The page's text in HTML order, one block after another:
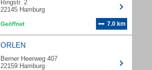
Ringstr. 2
22145 Hamburg
7.0 km
ORLEN
Berner Heerweg 407
22159 Hamburg